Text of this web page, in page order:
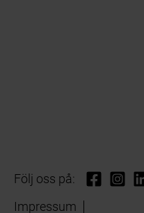
Följ oss på:
Impressum